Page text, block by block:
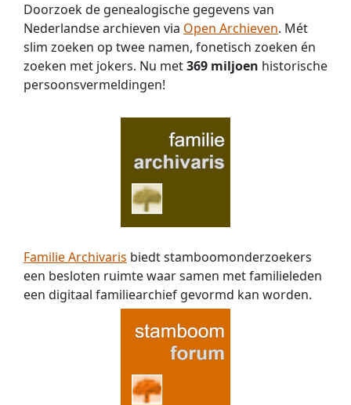
Doorzoek de genealogische gegevens van
Nederlandse archieven via Open Archieven. Mét
slim zoeken op twee namen, fonetisch zoeken én
zoeken met jokers. Nu met369 miljoen historische
persoons­vermeldingen!
Familie Archivaris biedt stamboomonderzoekers
een besloten ruimte waar samen met familieleden
een digitaal familiearchief gevormd kan worden.